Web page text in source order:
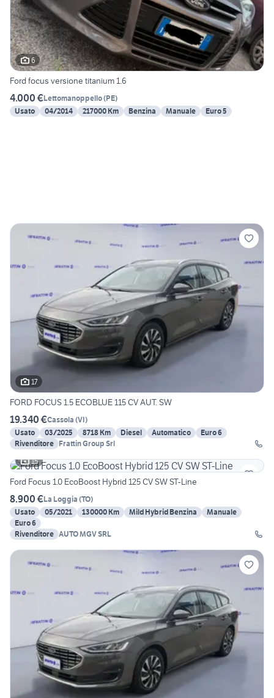
6
Ford focus versione titanium 1.6
4.000 €Lettomanoppello(PE)
Usato
04/2014 217000 Km Benzina Manuale Euro 5
17
FORD FOCUS 1.5 ECOBLUE 115 CV AUT. SW
19.340 €Cassola (VI)
Usato
03/2025 8718 Km Diesel Automatico
Euro 6
Rivenditore Frattin Group Srl
15
Ford Focus 1.0 EcoBoost Hybrid 125 CV SW ST-Line
8.900 €La Loggia (TO)
Usato
05/2021 130000 Km Mild Hybrid Benzina
Manuale
Euro 6
Rivenditore AUTO MGV SRL